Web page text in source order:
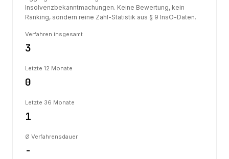
Insolvenzbekanntmachungen. Keine Bewertung, kein
Ranking, sondern reine Zähl-Statistik aus § 9 InsO-Daten.
Verfahren insgesamt
3
Letzte 12 Monate
0
Letzte 36 Monate
1
Ø Verfahrensdauer
-